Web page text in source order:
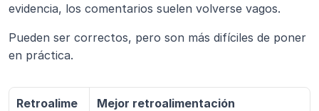
evidencia, los comentarios suelen volverse vagos.
Pueden ser correctos, pero son más difíciles de poner
en práctica.
Retroalime
Mejor retroalimentación